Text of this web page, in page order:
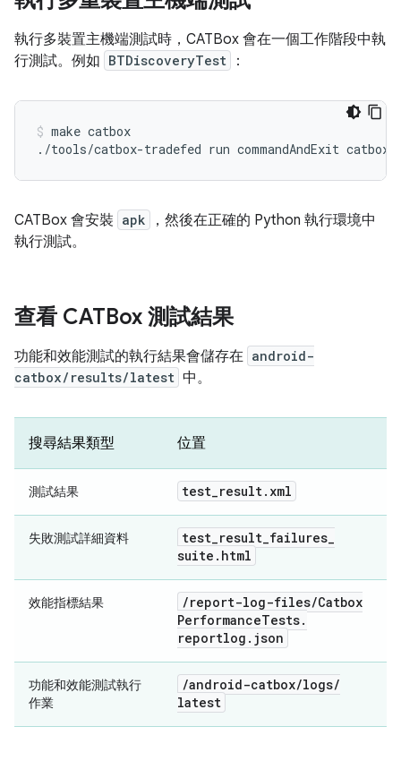
執行多裝置主機端測試時，CATBox 會在一個工作階段中執
行測試。例如 BTDiscoveryTest ：
make catbox
./tools/catbox-tradefed run commandAndExit
CATBox 會安裝 apk
，然後在正確的 Python 執行環境中
執行測試。
查看 CATBox 測試結果
功能和效能測試的執行結果會儲存在 android-
catbox/results/latest 中。
搜尋結果類型 位置
測試結果 test result . xml
失敗測試詳細資料 test result failures
suite . html
效能指標結果 /report-log-files/Catbox
PerformanceTests.
reportlog . json
功能和效能測試執行
作業
/android-catbox/logs/
latest